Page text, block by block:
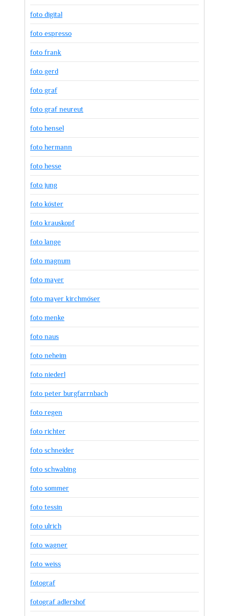
foto digital
foto espresso
foto frank
foto gerd
foto graf
foto graf neureut
foto hensel
foto hermann
foto hesse
foto jung
foto köster
foto krauskopf
foto lange
foto magnum
foto mayer
foto mayer kirchmöser
foto menke
foto naus
foto neheim
foto niederl
foto peter burgfarrnbach
foto regen
foto richter
foto schneider
foto schwabing
foto sommer
foto tessin
foto ulrich
foto wagner
foto weiss
fotograf
fotograf adlershof